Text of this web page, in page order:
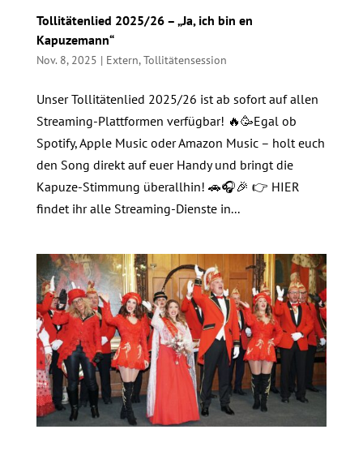
Tollitätenlied 2025/26 – „Ja, ich bin en
Kapuzemann“
Nov. 8, 2025 | Extern,Tollitätensession
Unser Tollitätenlied 2025/26 ist ab sofort auf allen
Streaming-Plattformen verfügbar! 🔥🥳Egal ob
Spotify, Apple Music oder Amazon Music – holt euch
den Song direkt auf euer Handy und bringt die
Kapuze-Stimmung überallhin! 🚗🎧🎉 👉 HIER
findet ihr alle Streaming-Dienste in...